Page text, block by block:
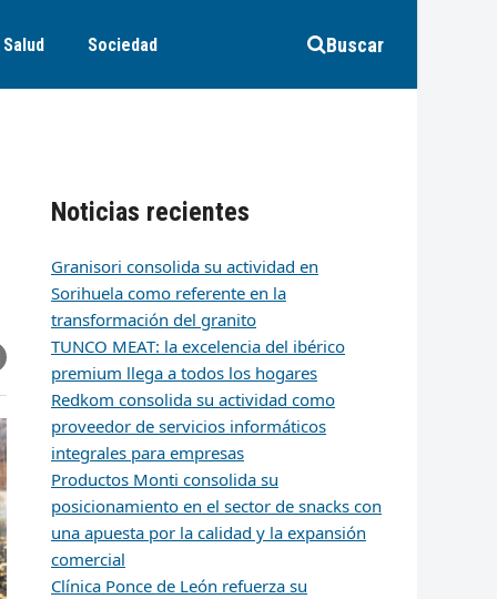
Salud Sociedad Buscar
Noticias recientes
Granisori consolida su actividad en
Sorihuela como referente en la
transformación del granito
TUNCO MEAT: la excelencia del ibérico
premium llega a todos los hogares
Redkom consolida su actividad como
proveedor de servicios informáticos
integrales para empresas
Productos Monti consolida su
posicionamiento en el sector de snacks con
una apuesta por la calidad y la expansión
comercial
Clínica Ponce de León refuerza su